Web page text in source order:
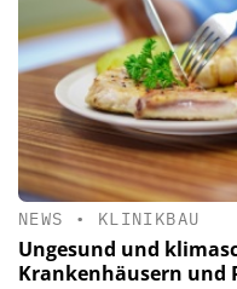
NEWS • KLINIKBAU
Ungesund und
Krankenhäusern und